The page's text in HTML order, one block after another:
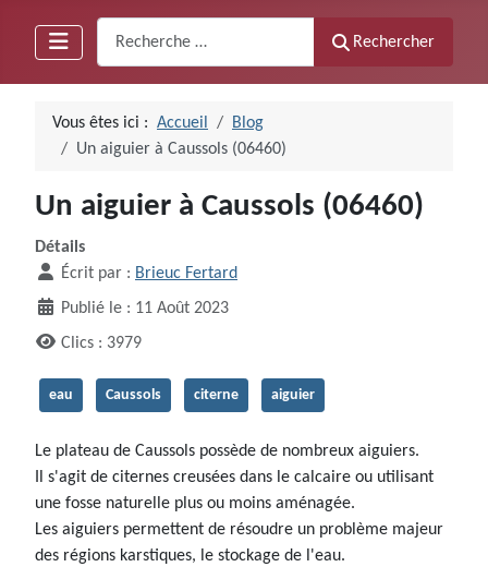
Rechercher
Vous êtes ici : Accueil
Blog
Un aiguier à Caussols (06460)
Un aiguier à Caussols (06460)
Détails
Écrit par : Brieuc Fertard
Publié le : 11 Août 2023
Clics : 3979
eau Caussols citerne aiguier
Le plateau de Caussols possède de nombreux aiguiers.
Il s'agit de citernes creusées dans le calcaire ou utilisant
une fosse naturelle plus ou moins aménagée.
Les aiguiers permettent de résoudre un problème majeur
des régions karstiques, le stockage de l'eau.